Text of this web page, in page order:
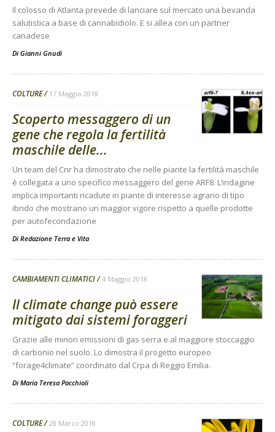
Il colosso di Atlanta prevede di lanciare sul mercato una bevanda
salutistica a base di cannabidiolo. E si allea con un partner
canadese
Di Gianni Gnudi
COLTURE 17 Maggio 2018
Scoperto messaggero di un
gene che regola la fertilità
maschile delle...
Un team del Cnr ha dimostrato che nelle piante la fertilità maschile
è collegata a uno specifico messaggero del gene ARF8. L’indagine
implica importanti ricadute in piante di interesse agrario di tipo
ibrido che mostrano un maggior vigore rispetto a quelle prodotte
per autofecondazione
Di Redazione Terra e Vita
CAMBIAMENTI CLIMATICI 4 Maggio 2018
Il climate change può essere
mitigato dai sistemi foraggeri
Grazie alle minori emissioni di gas serra e al maggiore stoccaggio
di carbonio nel suolo. Lo dimostra il progetto europeo
“forage4climate” coordinato dal Crpa di Reggio Emilia.
Di Maria Teresa Pacchioli -
COLTURE 28 Marzo 2018